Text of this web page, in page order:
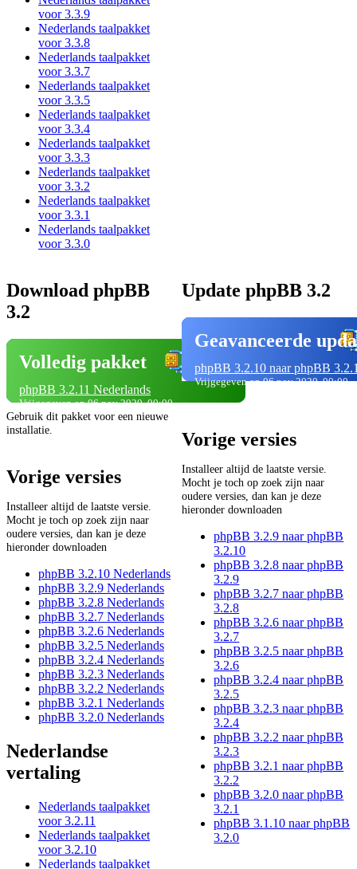
voor 3.3.9
Nederlands taalpakket
voor 3.3.8
Nederlands taalpakket
voor 3.3.7
Nederlands taalpakket
voor 3.3.5
Nederlands taalpakket
voor 3.3.4
Nederlands taalpakket
voor 3.3.3
Nederlands taalpakket
voor 3.3.2
Nederlands taalpakket
voor 3.3.1
Nederlands taalpakket
voor 3.3.0
Download phpBB
3.2
Volledig pakket
phpBB 3.2.11 Nederlands
Vrijgegeven op 06 nov 2020, 00:00
Gebruik dit pakket voor een nieuwe
installatie.
Vorige versies
Installeer altijd de laatste versie.
Mocht je toch op zoek zijn naar
oudere versies, dan kan je deze
hieronder downloaden
phpBB 3.2.10 Nederlands
phpBB 3.2.9 Nederlands
phpBB 3.2.8 Nederlands
phpBB 3.2.7 Nederlands
phpBB 3.2.6 Nederlands
phpBB 3.2.5 Nederlands
phpBB 3.2.4 Nederlands
phpBB 3.2.3 Nederlands
phpBB 3.2.2 Nederlands
phpBB 3.2.1 Nederlands
phpBB 3.2.0 Nederlands
Nederlandse
vertaling
Nederlands taalpakket
voor 3.2.11
Nederlands taalpakket
voor 3.2.10
Nederlands taalpakket
Update phpBB 3.2
Geavanceerde
phpBB 3.2.10 naar phpBB
Vrijgegeven op 06 nov 2020, 00:00
Vorige versies
Installeer altijd de laatste versie.
Mocht je toch op zoek zijn naar
oudere versies, dan kan je deze
hieronder downloaden
phpBB 3.2.9 naar phpBB
3.2.10
phpBB 3.2.8 naar phpBB
3.2.9
phpBB 3.2.7 naar phpBB
3.2.8
phpBB 3.2.6 naar phpBB
3.2.7
phpBB 3.2.5 naar phpBB
3.2.6
phpBB 3.2.4 naar phpBB
3.2.5
phpBB 3.2.3 naar phpBB
3.2.4
phpBB 3.2.2 naar phpBB
3.2.3
phpBB 3.2.1 naar phpBB
3.2.2
phpBB 3.2.0 naar phpBB
3.2.1
phpBB 3.1.10 naar phpBB
3.2.0